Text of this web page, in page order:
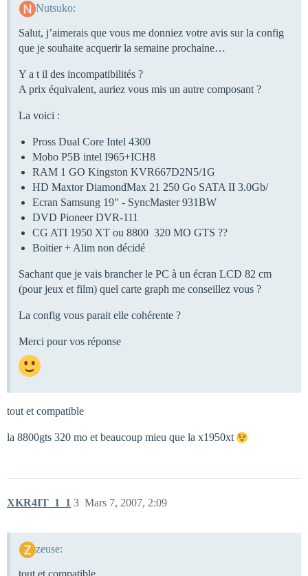
Nutsuko:
Salut, j’aimerais que vous me donniez votre avis sur la config
que je souhaite acquerir la semaine prochaine…
Y a t il des incompatibilités ?
A prix équivalent, auriez vous mis un autre composant ?
La voici :
Pross Dual Core Intel 4300
Mobo P5B intel I965+ICH8
RAM 1 GO Kingston KVR667D2N5/1G
HD Maxtor DiamondMax 21 250 Go SATA II 3.0Gb/
Ecran Samsung 19" - SyncMaster 931BW
DVD Pioneer DVR-111
CG ATI 1950 XT ou 8800 320 MO GTS ??
Boitier + Alim non décidé
Sachant que je vais brancher le PC à un écran LCD 82 cm
(pour jeux et film) quel carte graph me conseillez vous ?
La config vous parait elle cohérente ?
Merci pour vos réponse
tout et compatible
la 8800gts 320 mo et beaucoup mieu que la x1950xt
XKR4IT_1_1 Mars 7, 2007, 2:09
3
zeuse:
tout et compatible